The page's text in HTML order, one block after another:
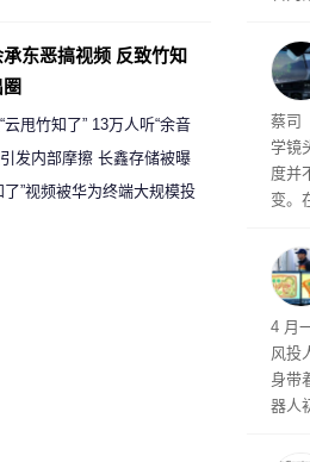
演
报告
蔡司
学镜
度并
变。
最
李
4 月
风投
身带
器人
东恶搞视频 反致竹知
云甩竹知了” 13万人听“余音
发内部摩擦 长鑫存储被曝
工程师驱逐出研发基地
了”视频被华为终端大规模投